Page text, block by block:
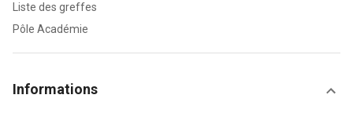
Liste des greffes
Pôle Académie
Informations